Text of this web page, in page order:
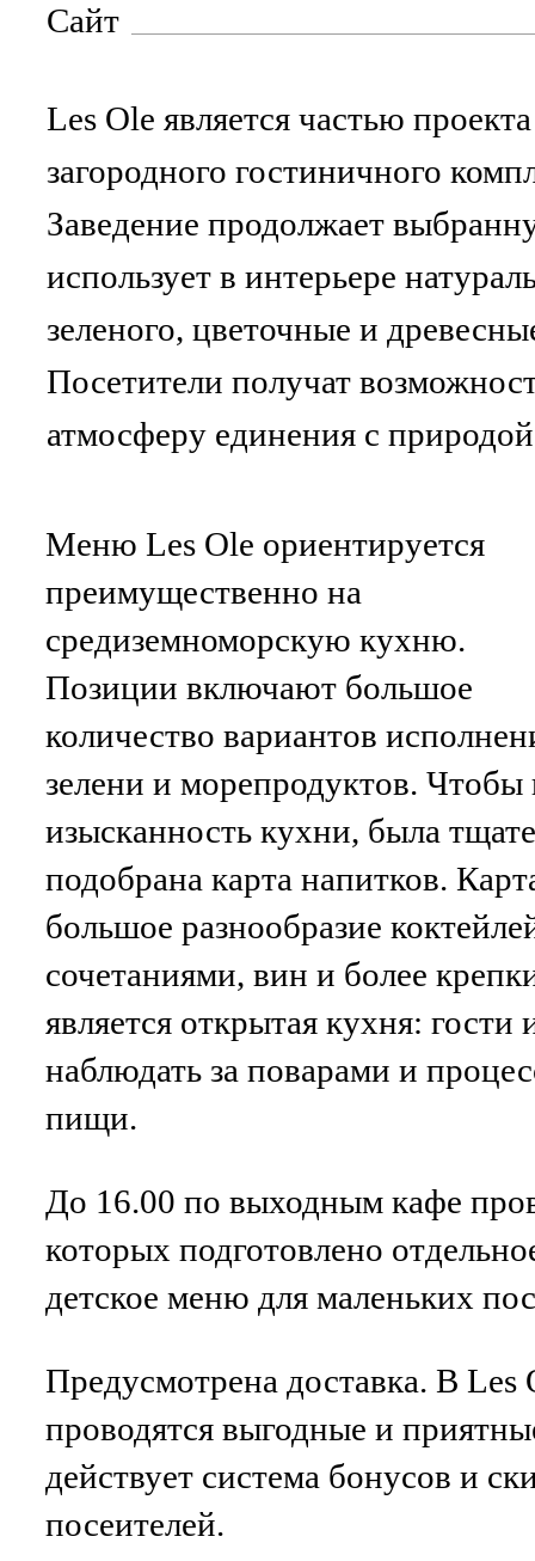
Сайт
Les Ole является частью
загородного гостиничного
Заведение продолжает
использует в интерьере
зеленого, цветочные и
Посетители получат
атмосферу единения с
Меню Les Ole ориентируется
преимущественно на
средиземноморскую кухню.
Позиции включают большое
количество вариантов
зелени и морепродуктов. Чтобы
изысканность кухни, была
подобрана карта напитков.
большое разнообразие
сочетаниями, вин и более
является открытая кухня:
наблюдать за поварами и
пищи.
До 16.00 по выходным кафе
которых подготовлено
детское меню для маленьких
Предусмотрена доставка. В Les
проводятся выгодные и
действует система бонусов и
посеителей.